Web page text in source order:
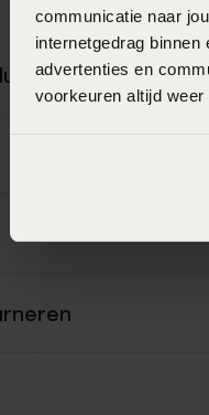
communicatie naar
internetgedrag
advertenties en
voorkeuren altijd